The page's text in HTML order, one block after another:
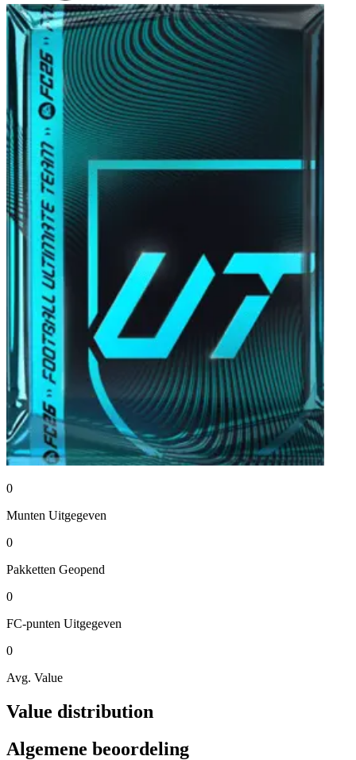
0
Munten Uitgegeven
0
Pakketten Geopend
0
FC-punten Uitgegeven
0
Avg. Value
Value distribution
Algemene beoordeling